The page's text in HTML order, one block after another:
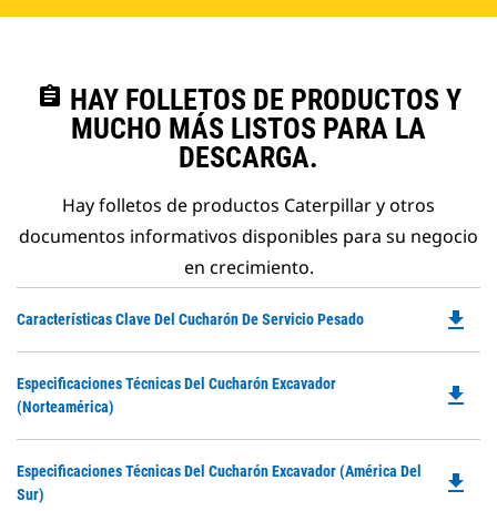
assignment HAY FOLLETOS DE PRODUCTOS Y
MUCHO MÁS LISTOS PARA LA
DESCARGA.
Hay folletos de productos Caterpillar y otros
documentos informativos disponibles para su negocio
en crecimiento.
Características Clave Del Cucharón De Servicio Pesado file_download
Especificaciones Técnicas Del Cucharón Excavador
(Norteamérica)
file_download
Especificaciones Técnicas Del Cucharón Excavador (América Del
Sur)
file_download